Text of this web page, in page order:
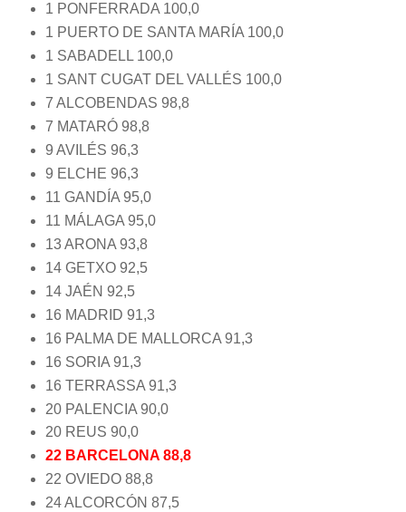
1 PONFERRADA 100,0
1 PUERTO DE SANTA MARÍA 100,0
1 SABADELL 100,0
1 SANT CUGAT DEL VALLÉS 100,0
7 ALCOBENDAS 98,8
7 MATARÓ 98,8
9 AVILÉS 96,3
9 ELCHE 96,3
11 GANDÍA 95,0
11 MÁLAGA 95,0
13 ARONA 93,8
14 GETXO 92,5
14 JAÉN 92,5
16 MADRID 91,3
16 PALMA DE MALLORCA 91,3
16 SORIA 91,3
16 TERRASSA 91,3
20 PALENCIA 90,0
20 REUS 90,0
22 BARCELONA 88,8
22 OVIEDO 88,8
24 ALCORCÓN 87,5